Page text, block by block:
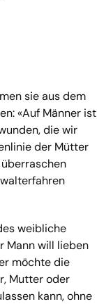
sie aus dem
«Auf Männer ist
die wir
der Mütter
weibliche
Mann will lieben
möchte die
Mutter oder
kann, ohne